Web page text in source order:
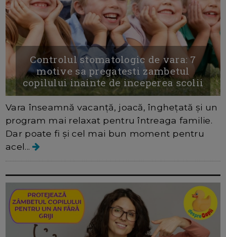
Controlul stomatologic de vara: 7
motive sa pregatesti zambetul
copilului inainte de inceperea scolii
Vara înseamnă vacanță, joacă, înghețată și un
program mai relaxat pentru întreaga familie.
Dar poate fi și cel mai bun moment pentru
acel...